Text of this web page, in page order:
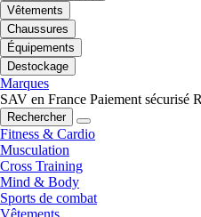
Vêtements
Chaussures
Équipements
Destockage
Marques
SAV en France Paiement sécurisé
Rechercher
Fitness & Cardio
Musculation
Cross Training
Mind & Body
Sports de combat